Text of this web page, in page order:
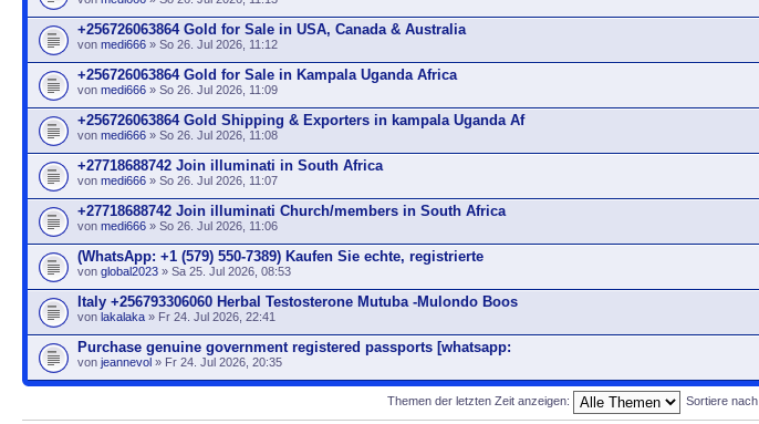
+256726063864 Gold for Sale in USA, Canada & Australia
von medi666 » So 26. Jul 2026, 11:12
+256726063864 Gold for Sale in Kampala Uganda Africa
von medi666 » So 26. Jul 2026, 11:09
+256726063864 Gold Shipping & Exporters in kampala Uganda Af
von medi666 » So 26. Jul 2026, 11:08
+27718688742 Join illuminati in South Africa
von medi666 » So 26. Jul 2026, 11:07
+27718688742 Join illuminati Church/members in South Africa
von medi666 » So 26. Jul 2026, 11:06
(WhatsApp: +1 (579) 550-7389) Kaufen Sie echte, registrierte
von global2023 » Sa 25. Jul 2026, 08:53
Italy +256793306060 Herbal Testosterone Mutuba -Mulondo Boos
von lakalaka » Fr 24. Jul 2026, 22:41
Purchase genuine government registered passports [whatsapp:
von jeannevol » Fr 24. Jul 2026, 20:35
Themen der letzten Zeit anzeigen: Sortiere nach